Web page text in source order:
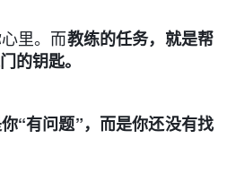
里。而教练的任务，就是帮
的钥匙。
“有问题”，而是你还没有找